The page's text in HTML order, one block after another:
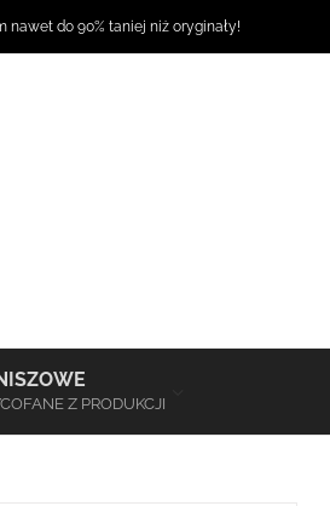
nawet do 90% taniej niż oryginały!
Z PRODUKCJI